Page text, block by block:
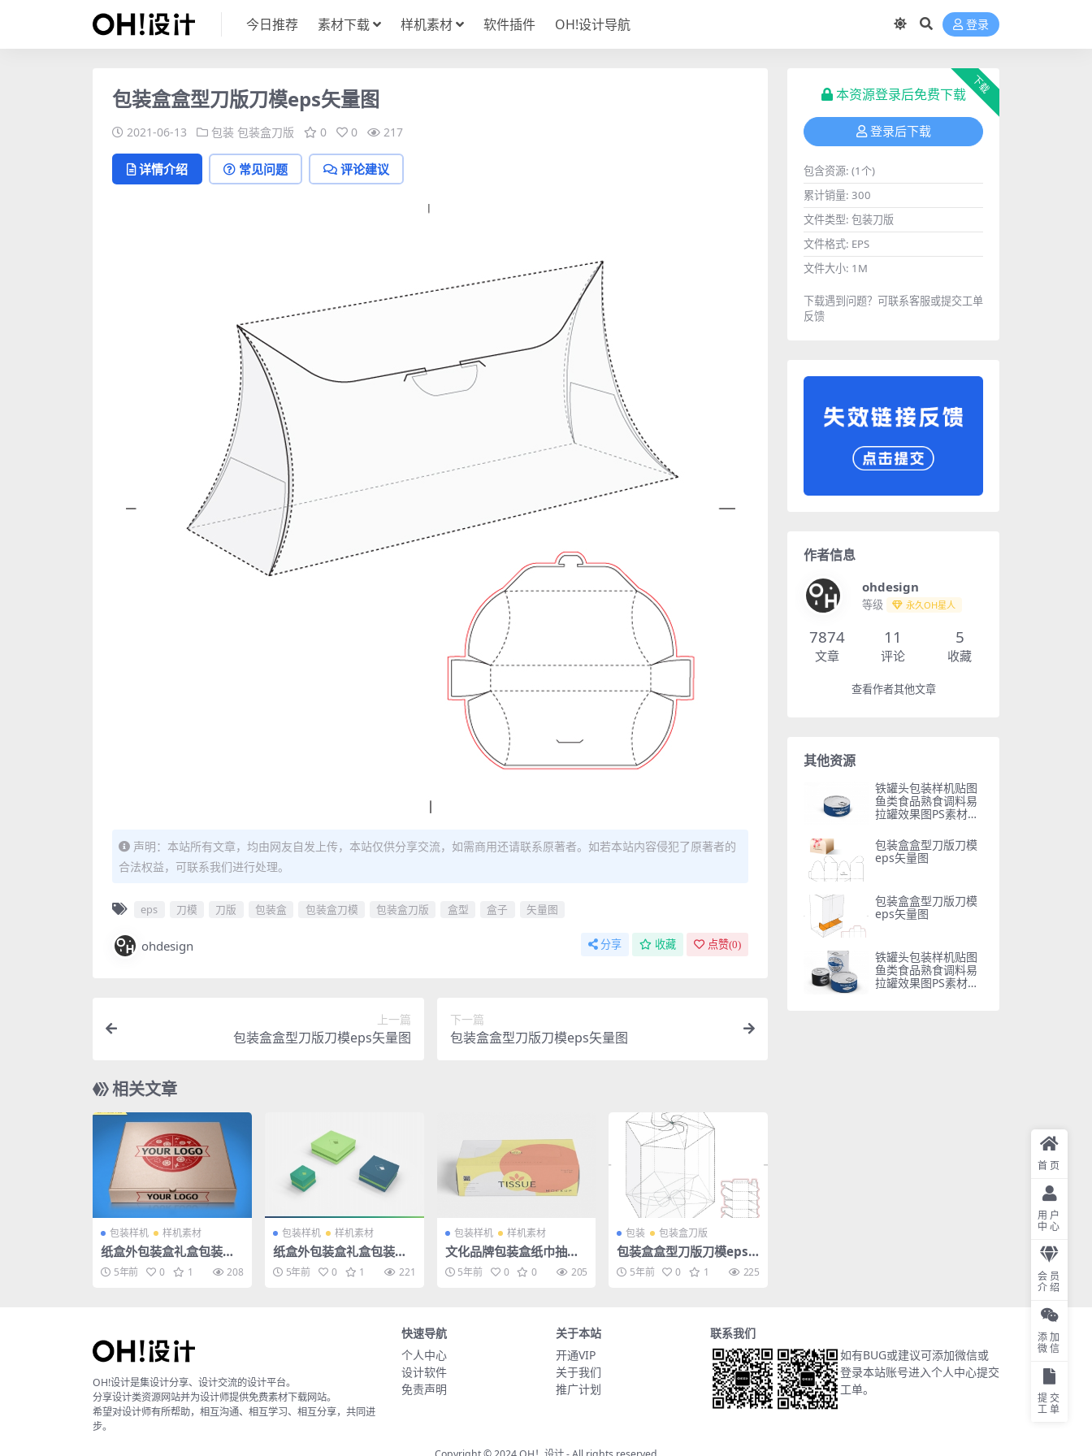
今日推荐 素材下载 样机素材 软件插件 OH!设计导航 登录
包装盒盒型刀版刀模eps矢量图
2021-06-13 包装 包装盒刀版 0 0 217
详情介绍 常见问题 评论建议
声明：本站所有文章，均由网友自发上传，本站仅供分享交流，如需商用还请联系原著者。如若本站内容侵犯了原著者的
合法权益，可联系我们进行处理。
eps 刀模 刀版 包装盒 包装盒刀模 包装盒刀版 盒型 盒子 矢量图
ohdesign 分享 收藏 点赞(0)
上一篇
包装盒盒型刀版刀模eps矢量图
下一篇
包装盒盒型刀版刀模eps矢量图
相关文章
包装样机 样机素材
纸盒外包装盒礼盒包装盒P
SD样机贴图
5年前 0 1 208
包装样机 样机素材
纸盒外包装盒礼盒包装盒P
SD样机贴图
5年前 0 1 221
包装样机 样机素材
文化品牌包装盒纸巾抽纸V
I贴图样机效果图PS素材
5年前 0 0 205
包装 包装盒刀版
包装盒盒型刀版刀模eps
矢量图
5年前 0 1 225
下载
本资源登录后免费下载
登录后下载
包含资源: (1个)
累计销量: 300
文件类型: 包装刀版
文件格式: EPS
文件大小: 1M
下载遇到问题？可联系客服或提交工单
反馈
作者信息
ohdesign
等级 永久OH星人
7874
文章
11
评论
5
收藏
查看作者其他文章
其他资源
铁罐头包装样机贴图
鱼类食品熟食调料易
拉罐效果图PS素材智
包装盒盒型刀版刀模
eps矢量图
包装盒盒型刀版刀模
eps矢量图
铁罐头包装样机贴图
鱼类食品熟食调料易
拉罐效果图PS素材智
OH!设计是集设计分享、设计交流的设计平台。
分享设计类资源网站并为设计师提供免费素材下载网站。
希望对设计师有所帮助，相互沟通、相互学习、相互分享，共同进
步。
快速导航
个人中心
设计软件
免责声明
关于本站
开通VIP
关于我们
推广计划
联系我们
如有BUG或建议可添加微信或
登录本站账号进入个人中心提交
工单。
首页
用户
中心
会员
介绍
添加
微信
提交
工单